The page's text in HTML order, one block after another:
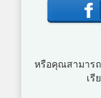
หรือคุณสามารถ
เรี